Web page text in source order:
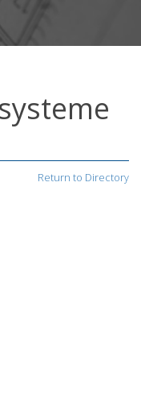
Return to Directory